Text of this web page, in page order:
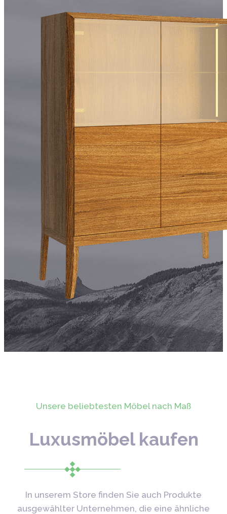
Unsere beliebtesten Möbel nach Maß
Luxusmöbel kaufen
In unserem Store finden Sie auch Produkte
ausgewählter Unternehmen, die eine ähnliche